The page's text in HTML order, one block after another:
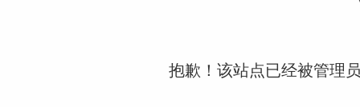
抱歉！该站点已经被管理